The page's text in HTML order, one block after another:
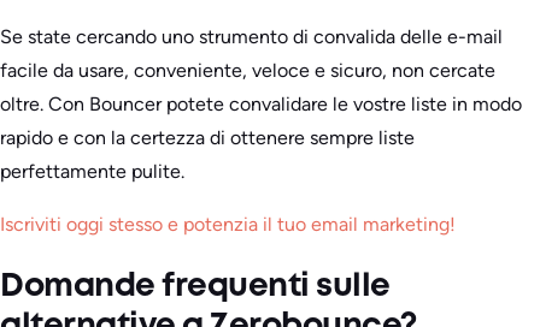
Se state cercando uno strumento di convalida delle e-mail
facile da usare, conveniente, veloce e sicuro, non cercate
oltre. Con Bouncer potete convalidare le vostre liste in modo
rapido e con la certezza di ottenere sempre liste
perfettamente pulite.
Iscriviti oggi stesso e potenzia il tuo email marketing!
Domande frequenti sulle